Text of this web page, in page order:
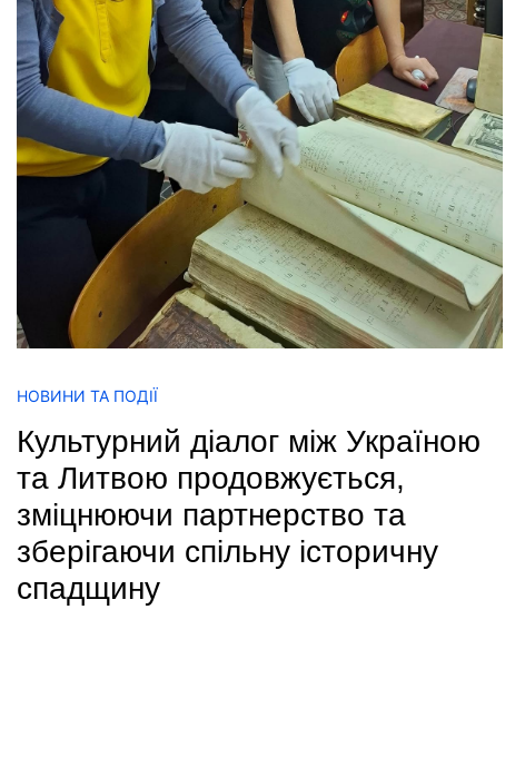
НОВИНИ ТА ПОДІЇ
Культурний діалог між Україною
та Литвою продовжується,
зміцнюючи партнерство та
зберігаючи спільну історичну
спадщину